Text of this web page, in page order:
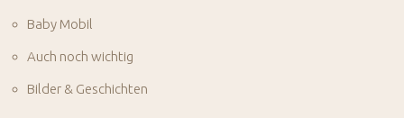
Baby Mobil
Auch noch wichtig
Bilder & Geschichten